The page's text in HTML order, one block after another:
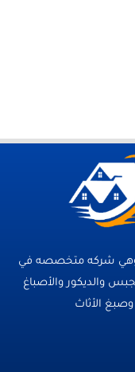
وهي شركه متخصصه في
والديكور والأصباغ
وصبغ الأثاث